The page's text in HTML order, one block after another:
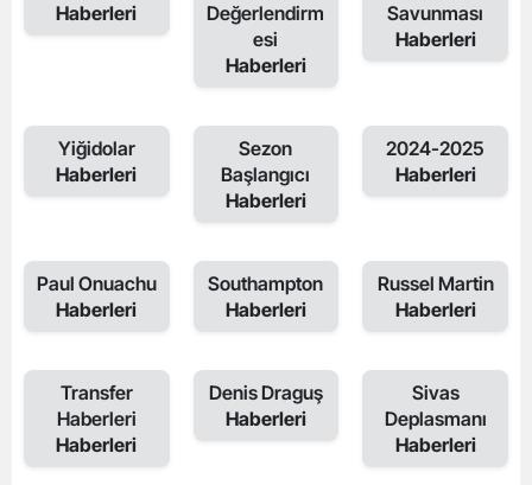
Haberleri
Değerlendirm
esi
Haberleri
Savunması
Haberleri
Yiğidolar
Haberleri
Sezon
Başlangıcı
Haberleri
2024-2025
Haberleri
Paul Onuachu
Haberleri
Southampton
Haberleri
Russel Martin
Haberleri
Transfer
Haberleri
Haberleri
Denis Draguş
Haberleri
Sivas
Deplasmanı
Haberleri